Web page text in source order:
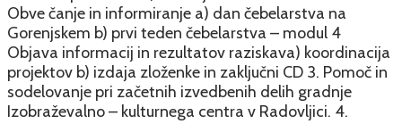
Obve čanje in informiranje a) dan čebelarstva na
Gorenjskem b) prvi teden čebelarstva – modul 4
Objava informacij in rezultatov raziskava) koordinacija
projektov b) izdaja zloženke in zaključni CD 3. Pomoč in
sodelovanje pri začetnih izvedbenih delih gradnje
Izobraževalno – kulturnega centra v Radovljici. 4.